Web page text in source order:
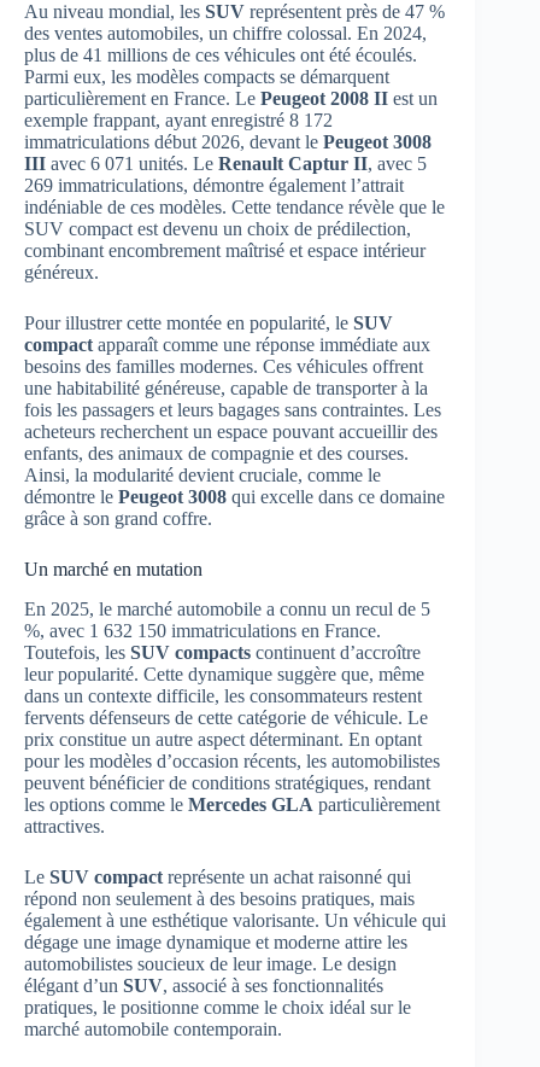
Au niveau mondial, les SUV représentent près de 47 %
des ventes automobiles, un chiffre colossal. En 2024,
plus de 41 millions de ces véhicules ont été écoulés.
Parmi eux, les modèles compacts se démarquent
particulièrement en France. Le Peugeot 2008 II est un
exemple frappant, ayant enregistré 8 172
immatriculations début 2026, devant le Peugeot 3008
III avec 6 071 unités. Le Renault Captur II, avec 5
269 immatriculations, démontre également l’attrait
indéniable de ces modèles. Cette tendance révèle que le
SUV compact est devenu un choix de prédilection,
combinant encombrement maîtrisé et espace intérieur
généreux.
Pour illustrer cette montée en popularité, le SUV
compact apparaît comme une réponse immédiate aux
besoins des familles modernes. Ces véhicules offrent
une habitabilité généreuse, capable de transporter à la
fois les passagers et leurs bagages sans contraintes. Les
acheteurs recherchent un espace pouvant accueillir des
enfants, des animaux de compagnie et des courses.
Ainsi, la modularité devient cruciale, comme le
démontre le Peugeot 3008 qui excelle dans ce domaine
grâce à son grand coffre.
Un marché en mutation
En 2025, le marché automobile a connu un recul de 5
%, avec 1 632 150 immatriculations en France.
Toutefois, les SUV compacts continuent d’accroître
leur popularité. Cette dynamique suggère que, même
dans un contexte difficile, les consommateurs restent
fervents défenseurs de cette catégorie de véhicule. Le
prix constitue un autre aspect déterminant. En optant
pour les modèles d’occasion récents, les automobilistes
peuvent bénéficier de conditions stratégiques, rendant
les options comme le Mercedes GLA particulièrement
attractives.
Le SUV compact représente un achat raisonné qui
répond non seulement à des besoins pratiques, mais
également à une esthétique valorisante. Un véhicule qui
dégage une image dynamique et moderne attire les
automobilistes soucieux de leur image. Le design
élégant d’un SUV, associé à ses fonctionnalités
pratiques, le positionne comme le choix idéal sur le
marché automobile contemporain.